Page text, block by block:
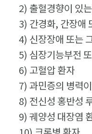
2) 출혈경향이 있
3) 간경화, 간장애
4) 신장장애 또는
5) 심장기능부전
6) 고혈압 환자
7) 과민증의 병력
8) 전신성 홍반성
9) 궤양성 대장염